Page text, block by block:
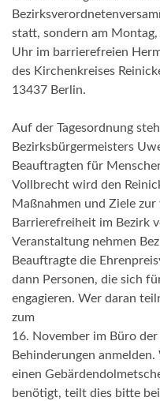
statt, sondern am
Uhr im barrierefreien
des Kirchenkreises
13437 Berlin.
Auf der Tagesordnung
Bezirksbürgermeisters
Beauftragten für
Vollbrecht wird den
Maßnahmen und Ziele
Barrierefreiheit im Bezirk
Veranstaltung nehmen
Beauftragte die
dann Personen, die sich
engagieren. Wer daran
zum
16. November im Büro
Behinderungen
einen
benötigt, teilt dies bitte